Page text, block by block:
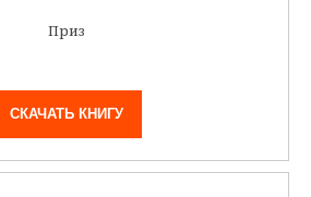
Приз
СКАЧАТЬ КНИГУ